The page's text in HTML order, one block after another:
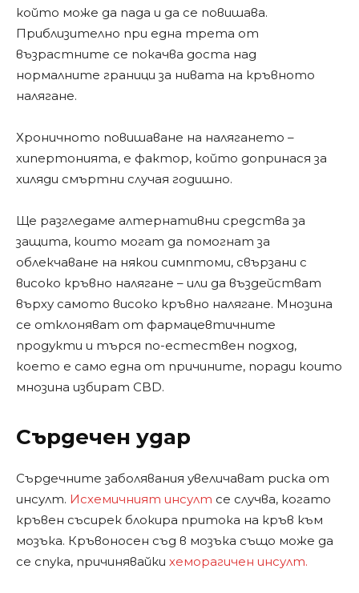
който може да пада и да се повишава.
Приблизително при една трета от
възрастните се покачва доста над
нормалните граници за нивата на кръвното
налягане.
Хроничното повишаване на налягането –
хипертонията, е фактор, който допринася за
хиляди смъртни случая годишно.
Ще разгледаме алтернативни средства за
защита, които могат да помогнат за
облекчаване на някои симптоми, свързани с
високо кръвно налягане – или да въздействат
върху самото високо кръвно налягане. Мнозина
се отклоняват от фармацевтичните
продукти и търся по-естествен подход,
което е само една от причините, поради които
мнозина избират CBD.
Сърдечен удар
Сърдечните заболявания увеличават риска от
инсулт. Исхемичният инсулт се случва, когато
кръвен съсирек блокира притока на кръв към
мозъка. Кръвоносен съд в мозъка също може да
се спука, причинявайки хеморагичен инсулт.